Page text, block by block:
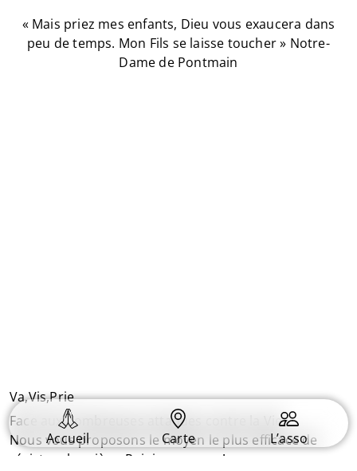
« Mais priez mes enfants, Dieu vous exaucera dans
peu de temps. Mon Fils se laisse toucher » Notre-
Dame de Pontmain
Accueil Carte L’asso
Va,Vis,Prie
Face aux nombreuses attaques contre la Vie.
Nous vous proposons le moyen le plus efficace de
résister : la prière. Rejoignez nous !